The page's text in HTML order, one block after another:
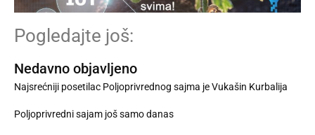
Pogledajte još:
Nedavno objavljeno
Najsrećniji posetilac Poljoprivrednog sajma je Vukašin Kurbalija
Poljoprivredni sajam još samo danas